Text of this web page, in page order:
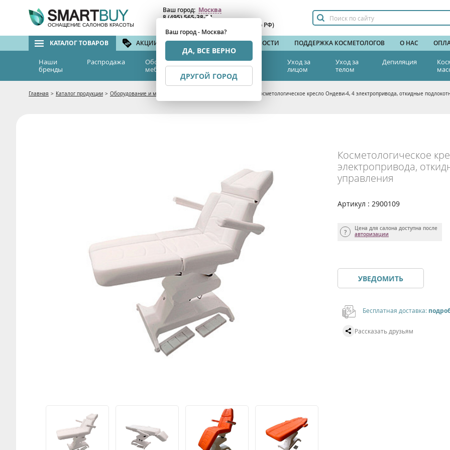
ОСНАЩЕНИЕ САЛОНОВ КРАСОТЫ
Ваш город: Москва
Ваш город - Москва?
ДА, ВСЕ ВЕРНО
ДРУГОЙ ГОРОД
8 (495) 565-38-74
(бесплатный по РФ)
КАТАЛОГ ТОВАРОВ АКЦИИ И СКИДКИ БРЕНДЫ НОВОСТИ ПОДДЕРЖКА КОСМЕТОЛОГОВ О НАС
Наши
бренды
Распродажа
Оборудование и
мебель
Эстетическая
медицина
Уход за
лицом
Уход за
телом
Депиляция
Главная > Каталог продукции > Оборудование и мебель Косметологическое кресло Ондеви-4, 4 электропривода, откидные
Косметологическое
электропривода,
управления
Артикул : 2900109
Цена для салона доступна после
авторизации
УВЕДОМИТЬ
Бесплатная доставка:
Рассказать друзьям